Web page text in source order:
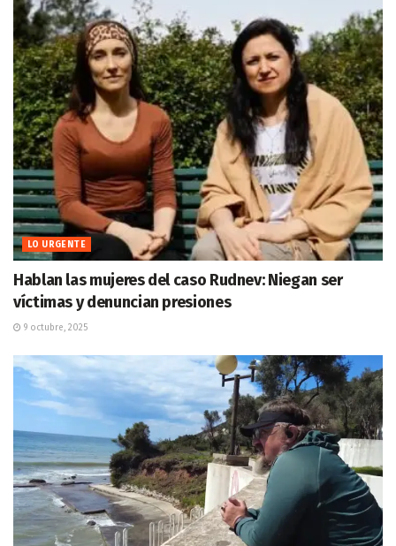
LO URGENTE
Hablan las mujeres del caso Rudnev: Niegan ser
víctimas y denuncian presiones
9 octubre, 2025